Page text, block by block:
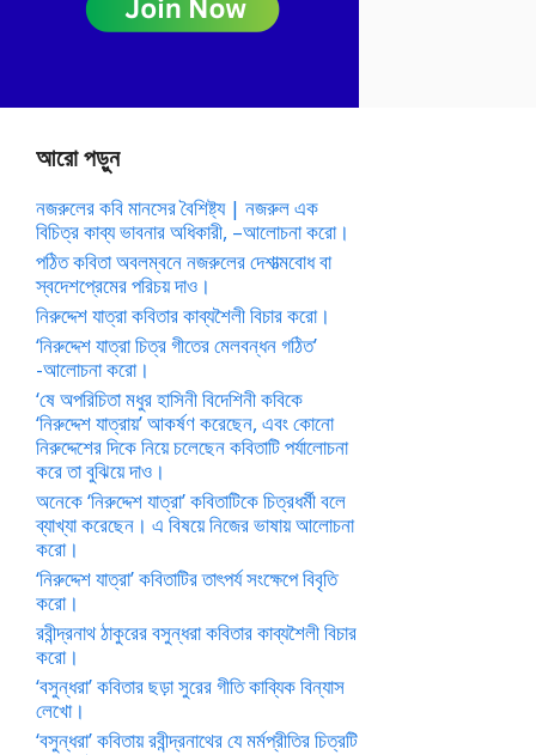
আরো পড়ুন
নজরুলের কবি মানসের বৈশিষ্ট্য | নজরুল এক
বিচিত্র কাব্য ভাবনার অধিকারী, –আলোচনা করো।
পঠিত কবিতা অবলম্বনে নজরুলের দেশাত্মবোধ বা
স্বদেশপ্রেমের পরিচয় দাও।
নিরুদ্দেশ যাত্রা কবিতার কাব্যশৈলী বিচার করো।
‘নিরুদ্দেশ যাত্রা চিত্র গীতের মেলবন্ধন গঠিত’
-আলোচনা করো।
‘ষে অপরিচিতা মধুর হাসিনী বিদেশিনী কবিকে
‘নিরুদ্দেশ যাত্রায়’ আকর্ষণ করেছেন, এবং কোনো
নিরুদ্দেশের দিকে নিয়ে চলেছেন কবিতাটি পর্যালোচনা
করে তা বুঝিয়ে দাও।
অনেকে ‘নিরুদ্দেশ যাত্রা’ কবিতাটিকে চিত্রধর্মী বলে
ব্যাখ্যা করেছেন। এ বিষয়ে নিজের ভাষায় আলোচনা
করো।
‘নিরুদ্দেশ যাত্রা’ কবিতাটির তাৎপর্য সংক্ষেপে বিবৃতি
করো।
রবীন্দ্রনাথ ঠাকুরের বসুন্ধরা কবিতার কাব্যশৈলী বিচার
করো।
‘বসুন্ধরা’ কবিতার ছড়া সুরের গীতি কাব্যিক বিন্যাস
লেখো।
‘বসুন্ধরা’ কবিতায় রবীন্দ্রনাথের যে মর্মপ্রীতির চিত্রটি